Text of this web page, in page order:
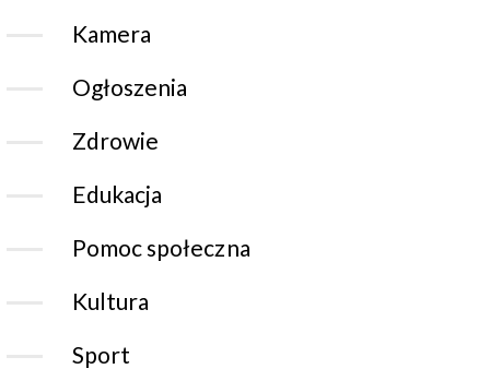
Kamera
Ogłoszenia
Zdrowie
Edukacja
Pomoc społeczna
Kultura
Sport